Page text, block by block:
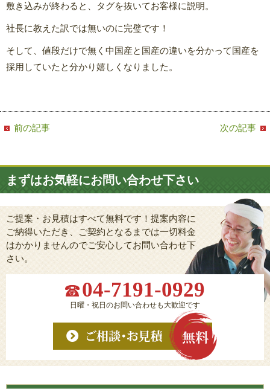
敷き込みが終わると、タグを抜いてお客様に説明。
社長に教えた訳では無いのに完璧です！
そして、値段だけで無く中国産と国産の違いを分かって国産を
採用していたと分かり嬉しくなりました。
前の記事 次の記事
まずはお気軽にお問い合わせ下さい
ご提案・お見積はすべて無料です！提案内容に
ご納得いただき、ご契約となるまでは一切料金
はかかりませんのでご安心してお問い合わせ下
さい。
04-7191-0929
日曜・祝日のお問い合わせも大歓迎です